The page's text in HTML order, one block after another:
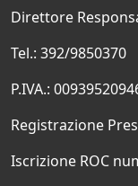
Direttore
Tel.: 392/9850370
P.IVA.:
Registrazione
Iscrizione ROC